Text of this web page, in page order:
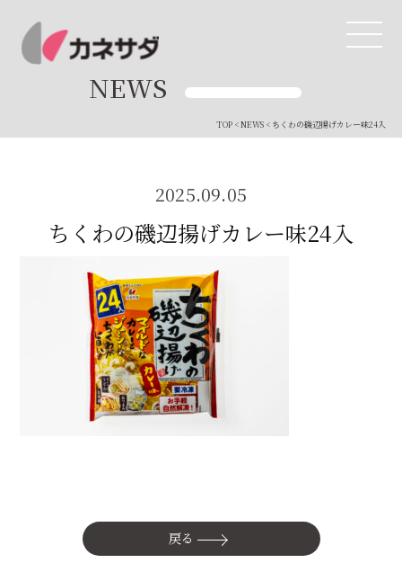
TOP
生産体制
美味しい安心
商品・開発
品質管理
直営店
かね貞の歴史
リニューアル中
NEWS
TOP<NEWS< ちくわの磯辺揚げカレー味24入
2025.09.05
ちくわの磯辺揚げカレー味24入
戻る